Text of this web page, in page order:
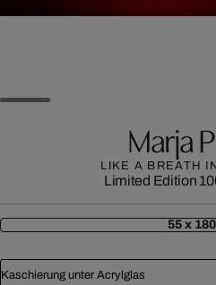
Marja
LIKE A BREATH
Limited Edition
55 x 180
Kaschierung unter Acrylglas